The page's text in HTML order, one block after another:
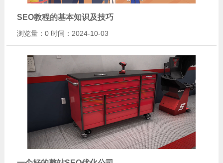
SEO教程的基本知识及技巧
浏览量：0 时间：2024-10-03